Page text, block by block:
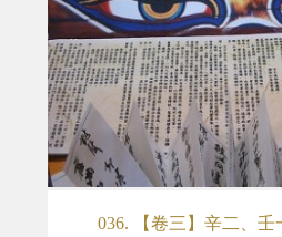
036. 【卷三】辛二、壬